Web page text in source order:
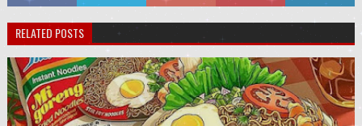
RELATED POSTS